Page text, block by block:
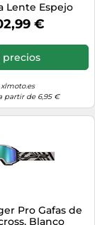
Lente Espejo
Negro
€
precios
xlmoto.es
partir de 6,95 €
Pro Gafas de
Blanco